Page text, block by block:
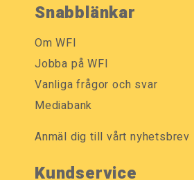
Snabblänkar
Om WFI
Jobba på WFI
Vanliga frågor och svar
Mediabank
Anmäl dig till vårt nyhetsbrev
Kundservice